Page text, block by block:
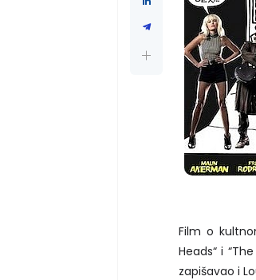
Film o
Heads“ i
zapišavao i